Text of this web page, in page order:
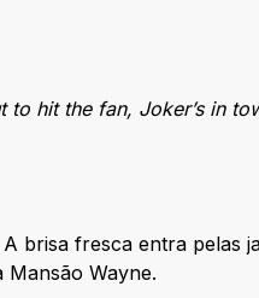
to hit the fan, Joker’s in
brisa fresca entra pelas
Wayne.